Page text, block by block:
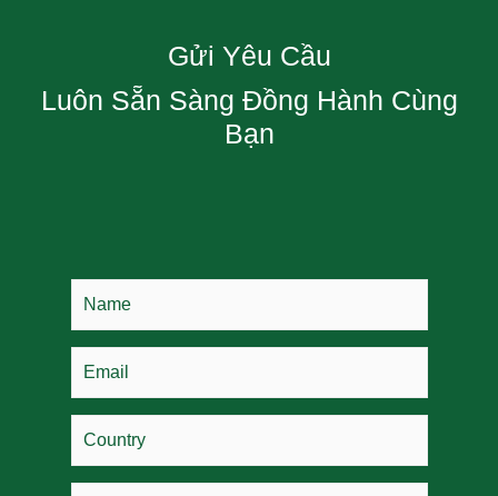
Gửi Yêu Cầu
Luôn Sẵn Sàng Đồng Hành Cùng
Bạn